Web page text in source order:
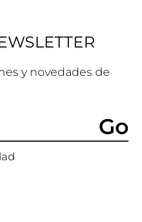
y novedades de
Go